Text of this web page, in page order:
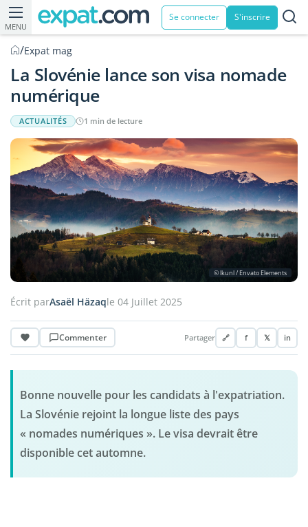
MENU
Se connecter S'inscrire
/Expat mag
La Slovénie lance son visa nomade
numérique
ACTUALITÉS 1 min de lecture
© lkunl / Envato Elements
Écrit parAsaël Häzaqle 04 Juillet 2025
Commenter Partager 🔗 f 𝕏 in
Bonne nouvelle pour les candidats à l'expatriation.
La Slovénie rejoint la longue liste des pays
« nomades numériques ». Le visa devrait être
disponible cet automne.